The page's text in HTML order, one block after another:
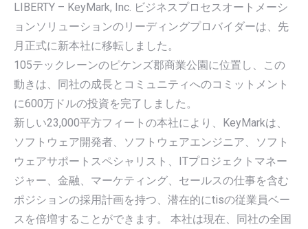
LIBERTY – KeyMark, Inc. ビジネスプロセスオートメーシ
ョンソリューションのリーディングプロバイダーは、先
月正式に新本社に移転しました。
105テックレーンのピケンズ郡商業公園に位置し、この
動きは、同社の成長とコミュニティへのコミットメント
に600万ドルの投資を完了しました。
新しい23,000平方フィートの本社により、KeyMarkは、
ソフトウェア開発者、ソフトウェアエンジニア、ソフト
ウェアサポートスペシャリスト、ITプロジェクトマネー
ジャー、金融、マーケティング、セールスの仕事を含む
ポジションの採用計画を持つ、潜在的にtisの従業員ベー
スを倍増することができます。 本社は現在、同社の全国